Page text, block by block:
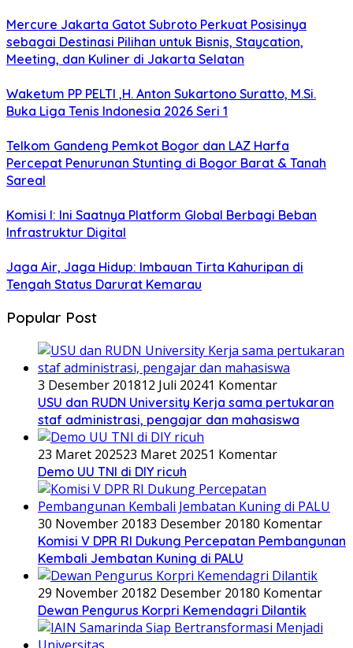
Mercure Jakarta Gatot Subroto Perkuat Posisinya
sebagai Destinasi Pilihan untuk Bisnis, Staycation,
Meeting, dan Kuliner di Jakarta Selatan
Waketum PP PELTI ,H. Anton Sukartono Suratto, M.Si.
Buka Liga Tenis Indonesia 2026 Seri 1
Telkom Gandeng Pemkot Bogor dan LAZ Harfa
Percepat Penurunan Stunting di Bogor Barat & Tanah
Sareal
Komisi I: Ini Saatnya Platform Global Berbagi Beban
Infrastruktur Digital
Jaga Air, Jaga Hidup: Imbauan Tirta Kahuripan di
Tengah Status Darurat Kemarau
Popular Post
3 Desember 201812 Juli 20241 Komentar
USU dan RUDN University Kerja sama pertukaran
staf administrasi, pengajar dan mahasiswa
23 Maret 202523 Maret 20251 Komentar
Demo UU TNI di DIY ricuh
30 November 20183 Desember 20180 Komentar
Komisi V DPR RI Dukung Percepatan Pembangunan
Kembali Jembatan Kuning di PALU
29 November 20182 Desember 20180 Komentar
Dewan Pengurus Korpri Kemendagri Dilantik